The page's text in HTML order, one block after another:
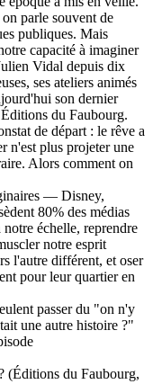
parle souvent de
publiques. Mais
capacité à imaginer
Vidal depuis dix
ses ateliers animés
son dernier
du Faubourg.
de départ : le rêve a
n'est plus projeter une
Alors comment on
— Disney,
80% des médias
échelle, reprendre
notre esprit
l'autre différent, et oser
pour leur quartier en
passer du "on n'y
une autre histoire ?"
du Faubourg,